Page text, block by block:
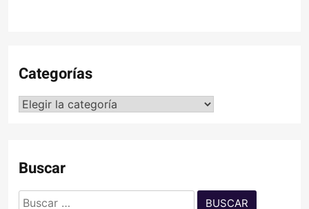
Categorías
Categorías
Buscar
Buscar: